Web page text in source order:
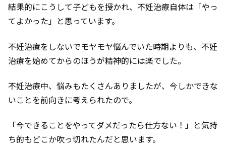
結果的にこうして子どもを授かれ、不妊治療自体は「やっ
てよかった」と思っています。
不妊治療をしないでモヤモヤ悩んでいた時期よりも、不妊
治療を始めてからのほうが精神的には楽でした。
不妊治療中、悩みもたくさんありましたが、今しかできな
いことを前向きに考えられたので。
「今できることをやってダメだったら仕方ない！」と気持
ち的もどこか吹っ切れたんだと思います。